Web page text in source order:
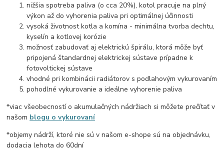
nižšia spotreba paliva (o cca 20%), kotol pracuje na plný
výkon až do vyhorenia paliva pri optimálnej účinnosti
vysoká životnost kotla a komína - minimálna tvorba dechtu,
kyselín a kotlovej korózie
možnosť zabudovať aj elektrickú špirálu, ktorá môže byť
pripojená štandardnej elektrickej sústave prípadne k
fotovoltickej sústave
vhodné pri kombinácii radiátorov s podlahovým vykurovaním
pohodlné vykurovanie a ideálne vyhorenie paliva
*viac všeobecností o akumulačných nádržiach si môžete prečítať v
našom blogu o vykurovaní
*objemy nádrží, ktoré nie sú v našom e-shope sú na objednávku,
dodacia lehota do 60dní